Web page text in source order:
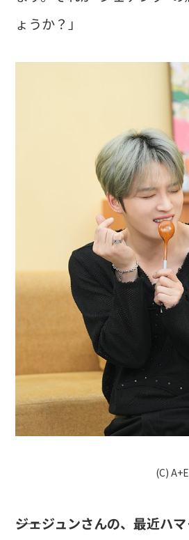
ょうか？」
(C)
――ジェジュンさんの、最近ハ